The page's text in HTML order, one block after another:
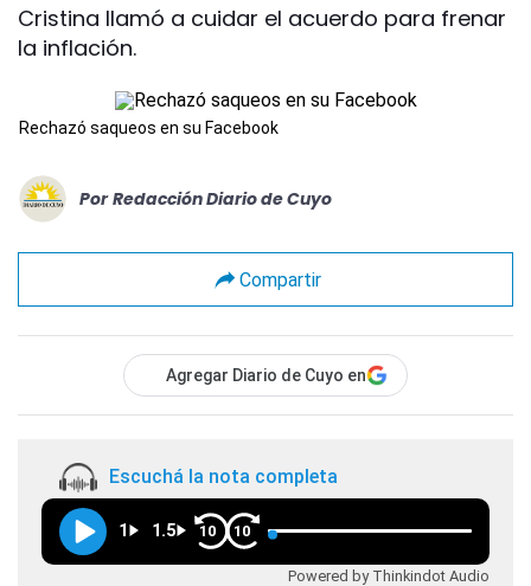
Cristina llamó a cuidar el acuerdo para frenar
la inflación.
Rechazó saqueos en su Facebook
Por Redacción Diario de Cuyo
Compartir
Agregar Diario de Cuyo en
Escuchá la nota completa
1 1.5 10 10
Powered by Thinkindot Audio